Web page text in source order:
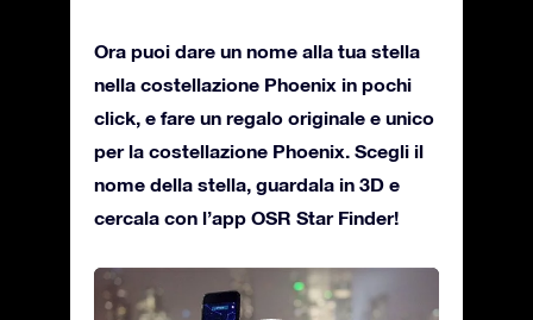
Ora puoi dare un nome alla tua stella
nella costellazione Phoenix in pochi
click, e fare un regalo originale e unico
per la costellazione Phoenix. Scegli il
nome della stella, guardala in 3D e
cercala con l’app OSR Star Finder!